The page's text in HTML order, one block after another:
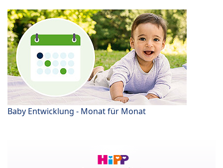
Baby Entwicklung - Monat für Monat